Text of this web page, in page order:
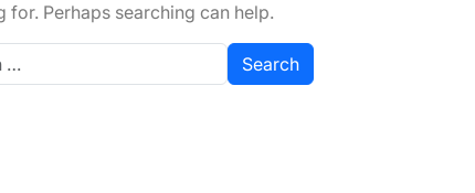
for. Perhaps searching can help.